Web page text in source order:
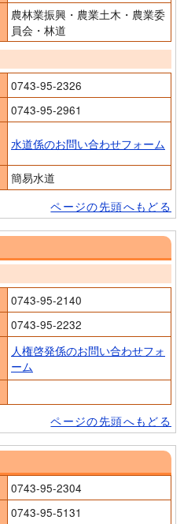
農林業振興・農業土木・農業委
員会・林道
0743-95-2326
0743-95-2961
水道係のお問い合わせフォーム
簡易水道
ページの先頭へもどる
0743-95-2140
0743-95-2232
人権啓発係のお問い合わせフォ
ーム
ページの先頭へもどる
0743-95-2304
0743-95-5131